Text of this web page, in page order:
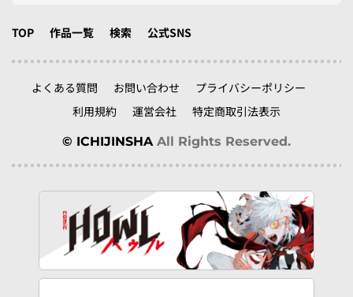
TOP 作品一覧 検索 公式SNS
よくある質問 お問い合わせ
プライバシーポリシー
利用規約
運営会社 特定商取引法表示
© ICHIJINSHA All Rights Reserved.